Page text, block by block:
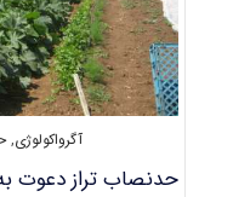
آگرواکولوژی,
حدنصاب تراز دعوت